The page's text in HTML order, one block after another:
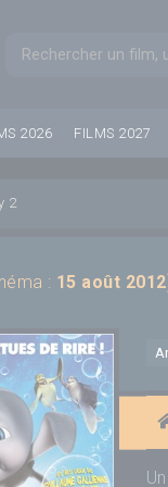
2026 FILMS 2027
2
: 15 août 2012